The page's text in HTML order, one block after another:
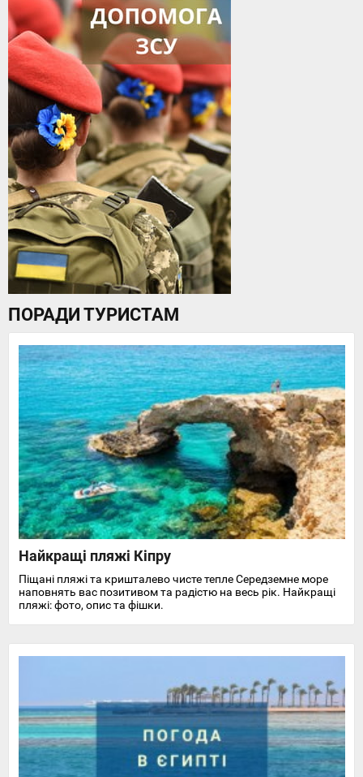
ПОРАДИ ТУРИСТАМ
Найкращі пляжі Кіпру
Піщані пляжі та кришталево чисте тепле Середземне море
наповнять вас позитивом та радістю на весь рік. Найкращі
пляжі: фото, опис та фішки.